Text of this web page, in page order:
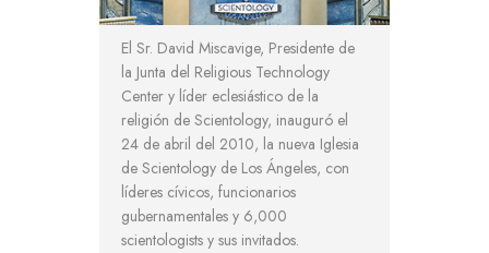
El Sr. David Miscavige, Presidente de
la Junta del Religious Technology
Center y líder eclesiástico de la
religión de Scientology, inauguró el
24 de abril del 2010, la nueva Iglesia
de Scientology de Los Ángeles, con
líderes cívicos, funcionarios
gubernamentales y 6,000
scientologists y sus invitados.